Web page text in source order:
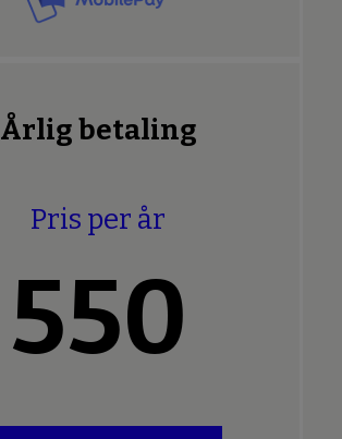
Årlig betaling
Pris per år
550